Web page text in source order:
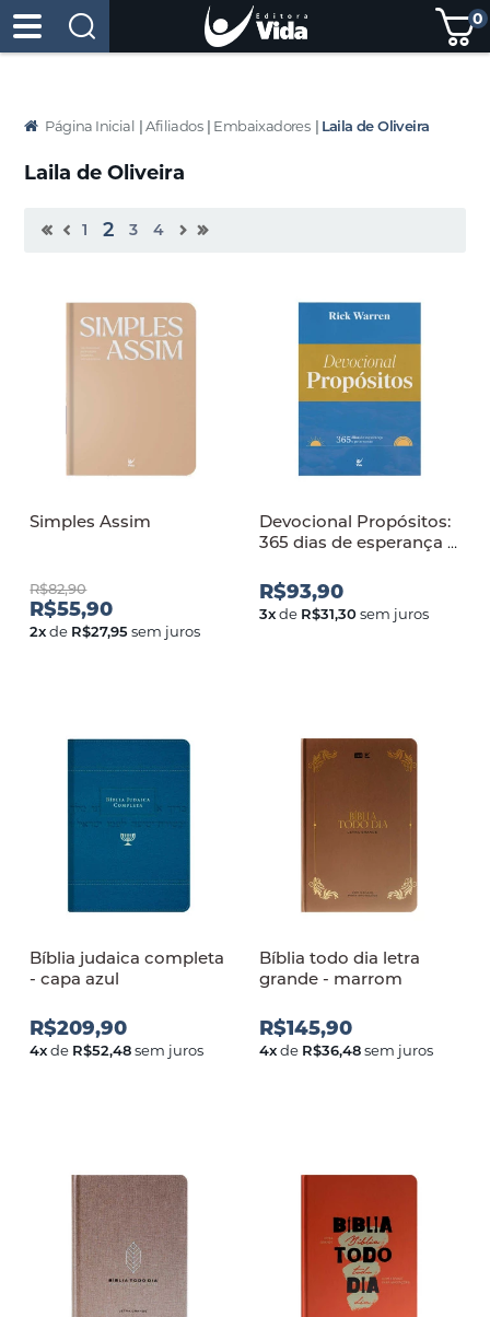
0
Página Inicial | Afiliados | Embaixadores | Laila de Oliveira
Laila de Oliveira
1 2 3 4
Simples Assim
R$82,90
R$55,90
2xde R$27,95sem juros
Devocional Propósitos:
365 dias de esperança e
R$93,90
3xde R$31,30sem juros
Bíblia judaica completa
- capa azul
R$209,90
4xde R$52,48sem juros
Bíblia todo dia letra
grande - marrom
R$145,90
4xde R$36,48sem juros